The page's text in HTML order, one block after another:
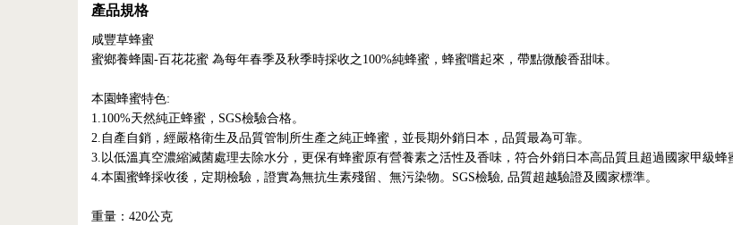
產品規格
咸豐草蜂蜜
蜜鄉養蜂園-百花花蜜 為每年春季及秋季時採收之100%純蜂蜜，蜂蜜嚐起來，帶點微酸香甜味。
本園蜂蜜特色:
1.100%天然純正蜂蜜，SGS檢驗合格。
2.自產自銷，經嚴格衛生及品質管制所生產之純正蜂蜜，並長期外銷日本，品質最為可靠。
3.以低溫真空濃縮滅菌處理去除水分，更保有蜂蜜原有營養素之活性及香味，符合外銷日本高品質且超過國家甲級
4.本園蜜蜂採收後，定期檢驗，證實為無抗生素殘留、無污染物。SGS檢驗, 品質超越驗證及國家標準。
重量：420公克